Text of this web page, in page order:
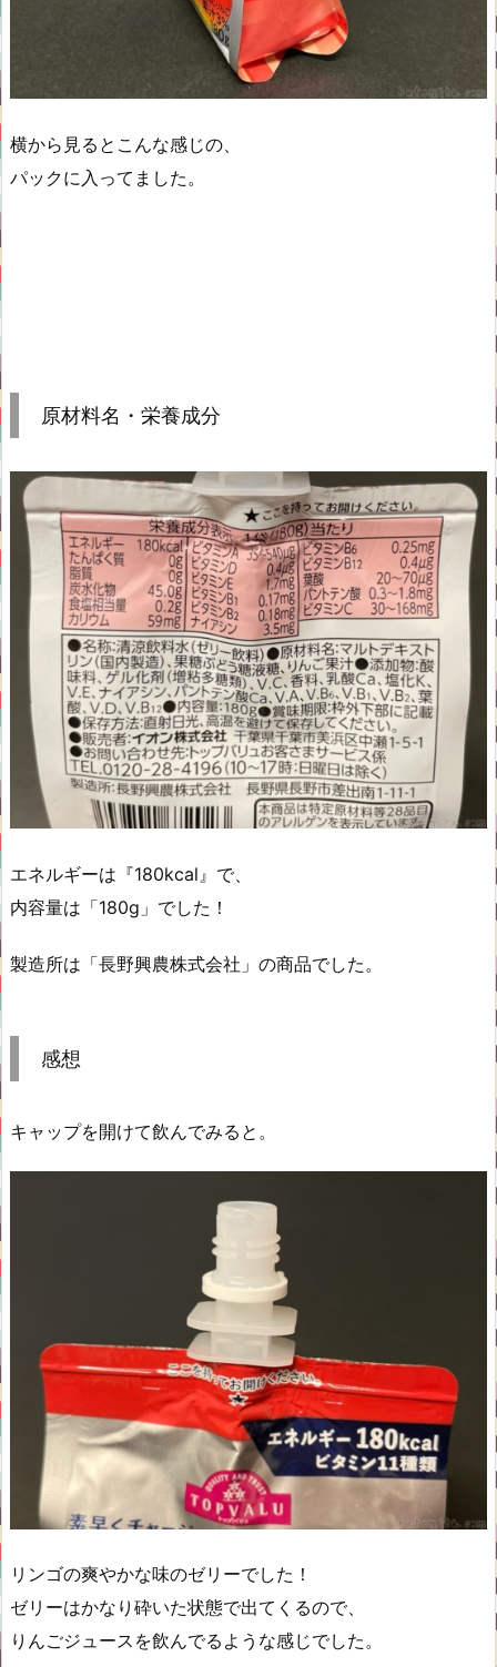
横から見るとこんな感じの、
パックに入ってました。
原材料名・栄養成分
エネルギーは『180kcal』で、
内容量は「180g」でした！
製造所は「長野興農株式会社」の商品でした。
感想
キャップを開けて飲んでみると。
リンゴの爽やかな味のゼリーでした！
ゼリーはかなり砕いた状態で出てくるので、
りんごジュースを飲んでるような感じでした。